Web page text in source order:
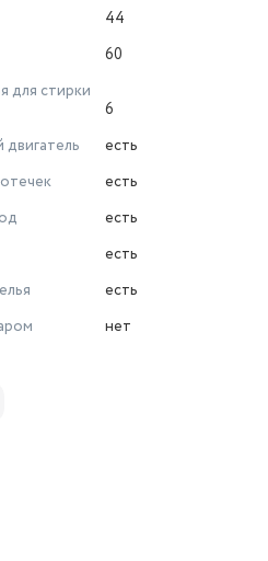
44
60
для стирки
6
есть
есть
есть
есть
есть
нет